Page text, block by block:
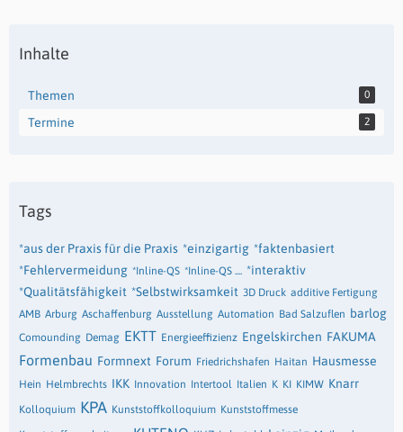
Inhalte
Themen 0
Termine 2
Tags
*aus der Praxis für die Praxis *einzigartig *faktenbasiert
*Fehlervermeidung *Inline-QS *Inline-QS .... *interaktiv
*Qualitätsfähigkeit *Selbstwirksamkeit 3D Druck additive Fertigung
AMB Arburg Aschaffenburg Ausstellung Automation Bad Salzuflen barlog
Comounding Demag EKTT Energieeffizienz Engelskirchen FAKUMA
Formenbau Formnext Forum Friedrichshafen Haitan Hausmesse
Hein Helmbrechts IKK Innovation Intertool Italien K KI KIMW Knarr
Kolloquium KPA Kunststoffkolloquium Kunststoffmesse